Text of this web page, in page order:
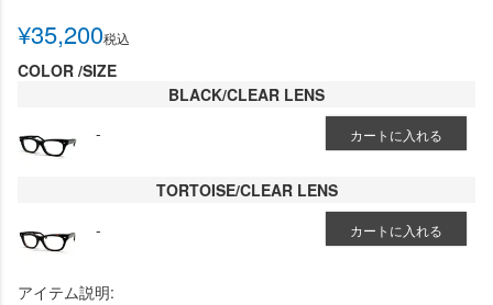
¥35,200税込
COLOR SIZE
BLACK/CLEAR LENS
-
カートに入れる
TORTOISE/CLEAR LENS
-
カートに入れる
アイテム説明: